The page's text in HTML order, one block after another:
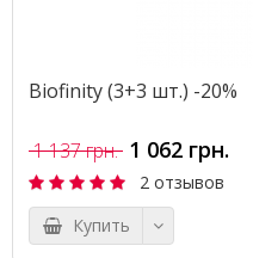
Biofinity (3+3 шт.) -20%
1 137 грн. 1 062 грн.
2 отзывов
Купить